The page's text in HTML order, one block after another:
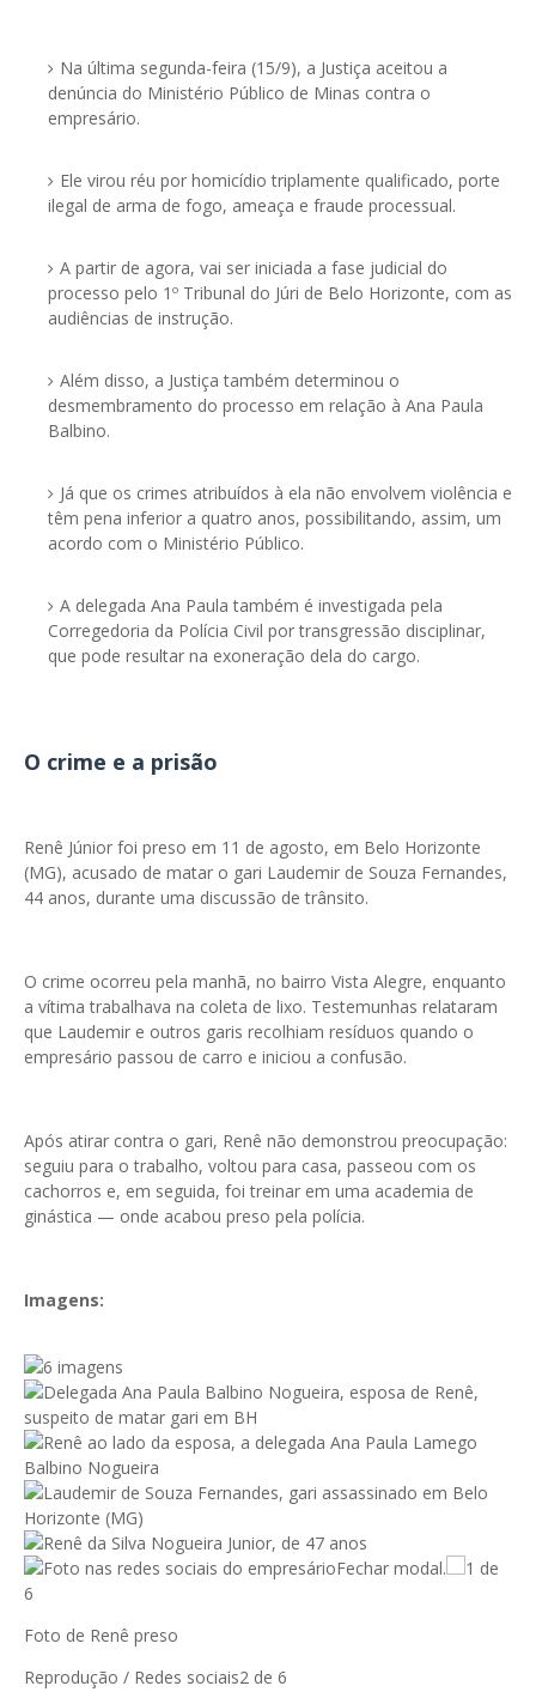
Na última segunda-feira (15/9), a Justiça aceitou a
denúncia do Ministério Público de Minas contra o
empresário.
Ele virou réu por homicídio triplamente qualificado, porte
ilegal de arma de fogo, ameaça e fraude processual.
A partir de agora, vai ser iniciada a fase judicial do
processo pelo 1º Tribunal do Júri de Belo Horizonte, com as
audiências de instrução.
Além disso, a Justiça também determinou o
desmembramento do processo em relação à Ana Paula
Balbino.
Já que os crimes atribuídos à ela não envolvem violência e
têm pena inferior a quatro anos, possibilitando, assim, um
acordo com o Ministério Público.
A delegada Ana Paula também é investigada pela
Corregedoria da Polícia Civil por transgressão disciplinar,
que pode resultar na exoneração dela do cargo.
O crime e a prisão
Renê Júnior foi preso em 11 de agosto, em Belo Horizonte
(MG), acusado de matar o gari Laudemir de Souza Fernandes,
44 anos, durante uma discussão de trânsito.
O crime ocorreu pela manhã, no bairro Vista Alegre, enquanto
a vítima trabalhava na coleta de lixo. Testemunhas relataram
que Laudemir e outros garis recolhiam resíduos quando o
empresário passou de carro e iniciou a confusão.
Após atirar contra o gari, Renê não demonstrou preocupação:
seguiu para o trabalho, voltou para casa, passeou com os
cachorros e, em seguida, foi treinar em uma academia de
ginástica — onde acabou preso pela polícia.
Imagens:
6 imagens
Fechar modal.
1 de
6
Foto de Renê preso
Reprodução / Redes sociais2 de 6